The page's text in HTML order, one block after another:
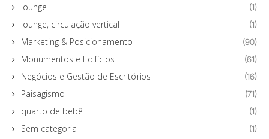
lounge (1)
lounge, circulação vertical (1)
Marketing & Posicionamento (90)
Monumentos e Edifícios (61)
Negócios e Gestão de Escritórios (16)
Paisagismo (71)
quarto de bebê (1)
Sem categoria (1)